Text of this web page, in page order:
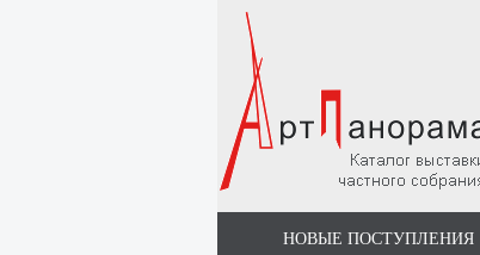
НОВЫЕ ПОСТУПЛЕНИЯ